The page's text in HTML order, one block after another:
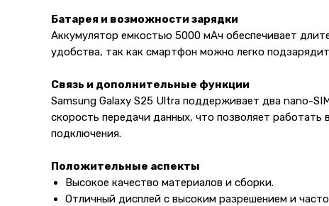
Батарея и возможности зарядки
Аккумулятор емкостью 5000 мАч обеспечивает
удобства, так как смартфон можно легко
Связь и дополнительные функции
Samsung Galaxy S25 Ultra поддерживает два nano-
скорость передачи данных, что позволяет
подключения.
Положительные аспекты
Высокое качество материалов и сборки.
Отличный дисплей с высоким разрешением и